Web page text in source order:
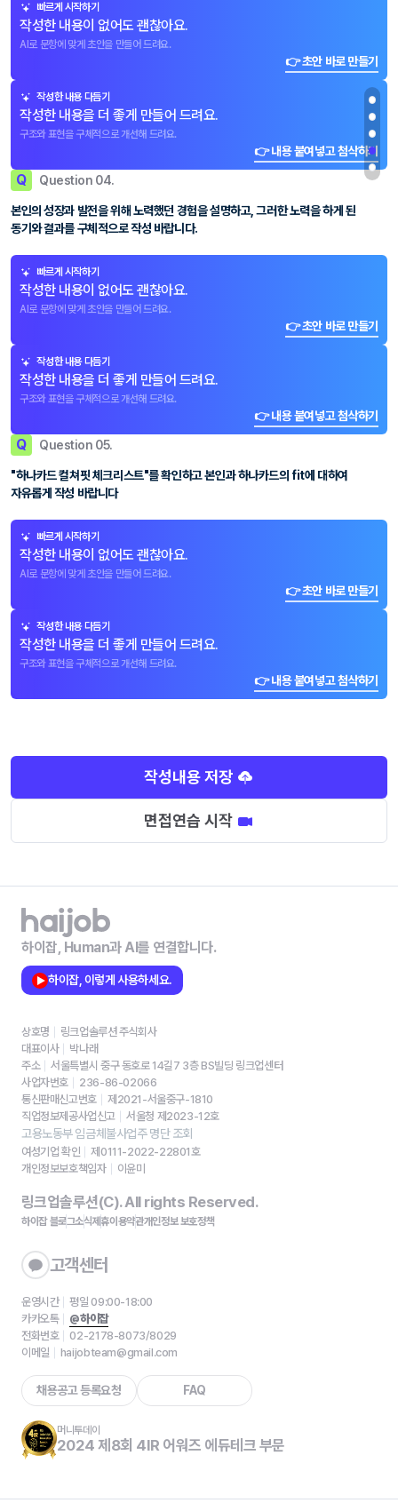
빠르게 시작하기
작성한 내용이 없어도 괜찮아요.
AI로 문항에 맞게 초안을 만들어 드려요.
👉 초안 바로 만들기
작성한 내용 다듬기
작성한 내용을 더 좋게 만들어 드려요.
구조와 표현을 구체적으로 개선해 드려요.
👉 내용 붙여넣고 첨삭하기
Q Question 04.
본인의 성장과 발전을 위해 노력했던 경험을 설명하고, 그러한 노력을 하게 된
동기와 결과를 구체적으로 작성 바랍니다.
빠르게 시작하기
작성한 내용이 없어도 괜찮아요.
AI로 문항에 맞게 초안을 만들어 드려요.
👉 초안 바로 만들기
작성한 내용 다듬기
작성한 내용을 더 좋게 만들어 드려요.
구조와 표현을 구체적으로 개선해 드려요.
👉 내용 붙여넣고 첨삭하기
Q Question 05.
"하나카드 컬쳐핏 체크리스트"를 확인하고 본인과 하나카드의 fit에 대하여
자유롭게 작성 바랍니다
빠르게 시작하기
작성한 내용이 없어도 괜찮아요.
AI로 문항에 맞게 초안을 만들어 드려요.
👉 초안 바로 만들기
작성한 내용 다듬기
작성한 내용을 더 좋게 만들어 드려요.
구조와 표현을 구체적으로 개선해 드려요.
👉 내용 붙여넣고 첨삭하기
작성내용 저장
면접연습 시작
하이잡, Human과 AI를 연결합니다.
하이잡, 이렇게 사용하세요.
상호명
링크업솔루션 주식회사
대표이사
박나래
주소
서울특별시 중구 동호로 14길7 3층 BS빌딩 링크업센터
사업자번호
236-86-02066
통신판매신고번호
제2021-서울중구-1810
직업정보제공사업신고
서울청 제2023-12호
고용노동부 임금체불사업주 명단 조회
여성기업 확인
제0111-2022-22801호
개인정보보호책임자
이윤미
링크업솔루션(C). All rights Reserved.
하이잡 블로그소식제휴이용약관개인정보 보호정책
고객센터
운영시간
평일 09:00-18:00
카카오톡
@하이잡
전화번호
02-2178-8073/8029
이메일
haijobteam@gmail.com
채용공고 등록요청 FAQ
머니투데이
2024 제8회 4IR 어워즈 에듀테크 부문